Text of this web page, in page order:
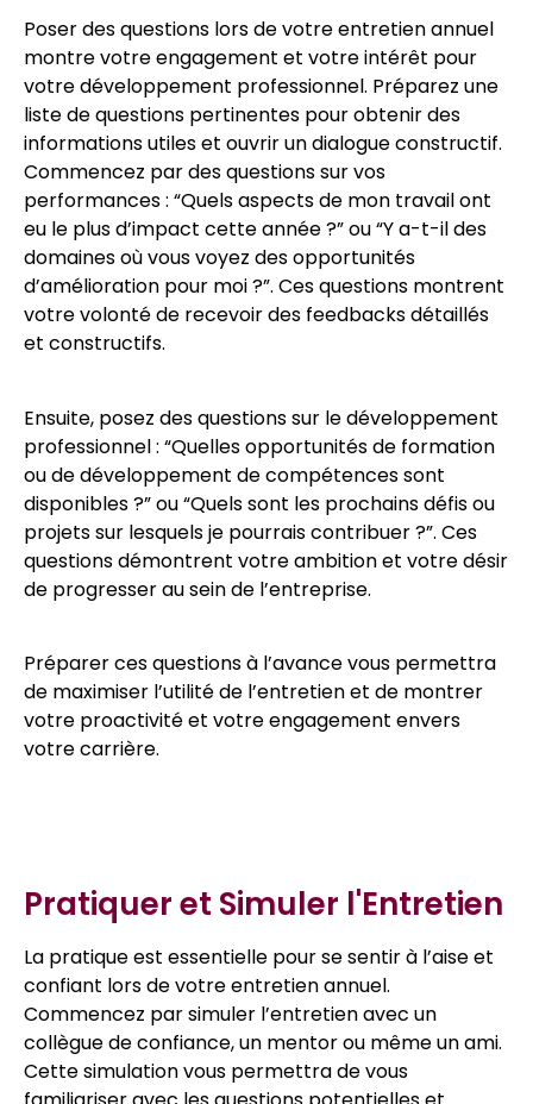
Poser des questions lors de votre entretien annuel
montre votre engagement et votre intérêt pour
votre développement professionnel. Préparez une
liste de questions pertinentes pour obtenir des
informations utiles et ouvrir un dialogue constructif.
Commencez par des questions sur vos
performances : “Quels aspects de mon travail ont
eu le plus d’impact cette année ?” ou “Y a-t-il des
domaines où vous voyez des opportunités
d’amélioration pour moi ?”. Ces questions montrent
votre volonté de recevoir des feedbacks détaillés
et constructifs.
Ensuite, posez des questions sur le développement
professionnel : “Quelles opportunités de formation
ou de développement de compétences sont
disponibles ?” ou “Quels sont les prochains défis ou
projets sur lesquels je pourrais contribuer ?”. Ces
questions démontrent votre ambition et votre désir
de progresser au sein de l’entreprise.
Préparer ces questions à l’avance vous permettra
de maximiser l’utilité de l’entretien et de montrer
votre proactivité et votre engagement envers
votre carrière.
Pratiquer et Simuler l'Entretien
La pratique est essentielle pour se sentir à l’aise et
confiant lors de votre entretien annuel.
Commencez par simuler l’entretien avec un
collègue de confiance, un mentor ou même un ami.
Cette simulation vous permettra de vous